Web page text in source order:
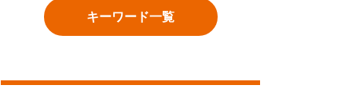
キーワード一覧